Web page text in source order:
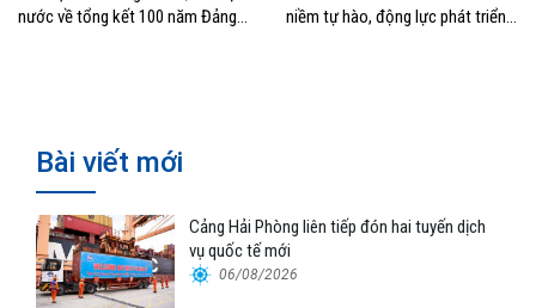
nước về tổng kết 100 năm Đảng
niềm tự hào, động lực phát triển
Bài viết mới
Cảng Hải Phòng liên tiếp đón hai tuyến dịch
vụ quốc tế mới
06/08/2026